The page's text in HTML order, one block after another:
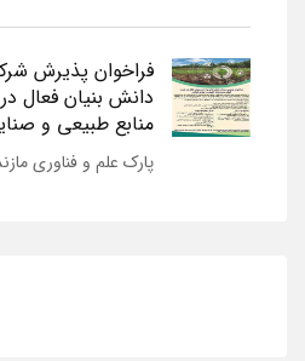
فراخوان پذیرش
دانش بنیان فعال
منابع طبیعی و
پارک علم و فناوری